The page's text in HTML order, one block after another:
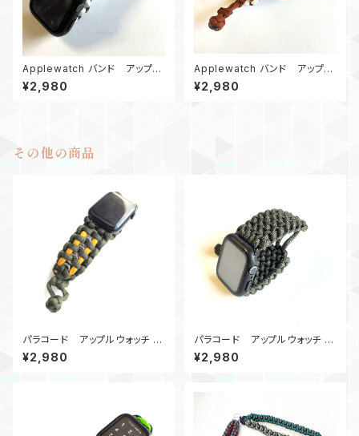
Applewatch バンド アップル
ウォッチ バンド44_シャックル_
キングコブラ_白カモ180
¥2,980
Applewatch バンド アップル
ウォッチ バンド44_KC_白茶
¥2,980
その他の商品
パラコード アップルウォッチ バ
ンド44_ナット10_MM_OdG A
pple Watch
¥2,980
パラコード アップルウォッチ バ
ンド44_Conquistador2_OD
¥2,980